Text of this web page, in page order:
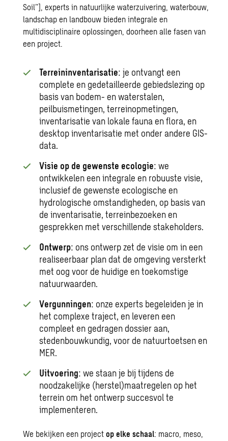
Soil”], experts in natuurlijke waterzuivering, waterbouw,
landschap en landbouw bieden integrale en
multidisciplinaire oplossingen, doorheen alle fasen van
een project.
Terreininventarisatie: je ontvangt een
complete en gedetailleerde gebiedslezing op
basis van bodem- en waterstalen,
peilbuismetingen, terreinopmetingen,
inventarisatie van lokale fauna en flora, en
desktop inventarisatie met onder andere GIS-
data.
Visie op de gewenste ecologie: we
ontwikkelen een integrale en robuuste visie,
inclusief de gewenste ecologische en
hydrologische omstandigheden, op basis van
de inventarisatie, terreinbezoeken en
gesprekken met verschillende stakeholders.
Ontwerp: ons ontwerp zet de visie om in een
realiseerbaar plan dat de omgeving versterkt
met oog voor de huidige en toekomstige
natuurwaarden.
Vergunningen: onze experts begeleiden je in
het complexe traject, en leveren een
compleet en gedragen dossier aan,
stedenbouwkundig, voor de natuurtoetsen en
MER.
Uitvoering: we staan je bij tijdens de
noodzakelijke (herstel)maatregelen op het
terrein om het ontwerp succesvol te
implementeren.
We bekijken een projectop elke schaal: macro, meso,